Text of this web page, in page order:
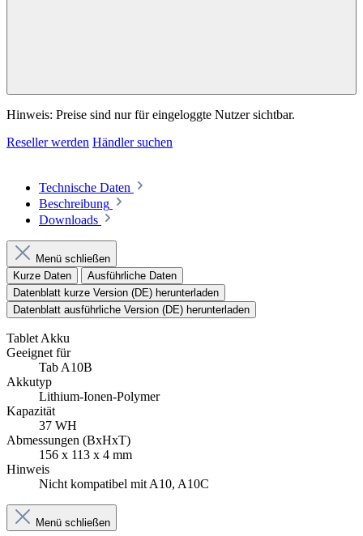
Hinweis: Preise sind nur für eingeloggte Nutzer sichtbar.
Reseller werden Händler suchen
Technische Daten
Beschreibung
Downloads
Menü schließen
Kurze Daten
Ausführliche Daten
Datenblatt kurze Version (DE) herunterladen
Datenblatt ausführliche Version (DE) herunterladen
Tablet Akku
Geeignet für
Tab A10B
Akkutyp
Lithium-Ionen-Polymer
Kapazität
37 WH
Abmessungen (BxHxT)
156 x 113 x 4 mm
Hinweis
Nicht kompatibel mit A10, A10C
Menü schließen